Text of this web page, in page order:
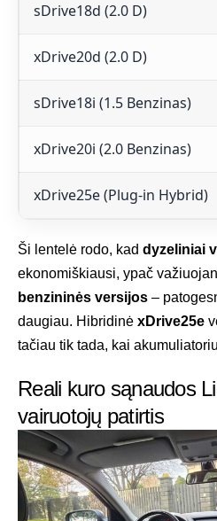
sDrive18d (2.0 D)
xDrive20d (2.0 D)
sDrive18i (1.5 Benzinas)
xDrive20i (2.0 Benzinas)
xDrive25e (Plug-in Hybrid)
Ši lentelė rodo, kad dyzeliniai
ekonomiškiausi, ypač
benzininės versijos –
daugiau. Hibridinė xDrive25e
tačiau tik tada, kai
Reali kuro sąnaudos
vairuotojų patirtis